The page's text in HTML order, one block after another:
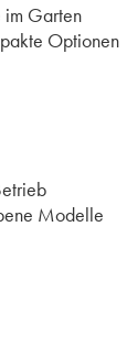
im Garten
Optionen
Modelle